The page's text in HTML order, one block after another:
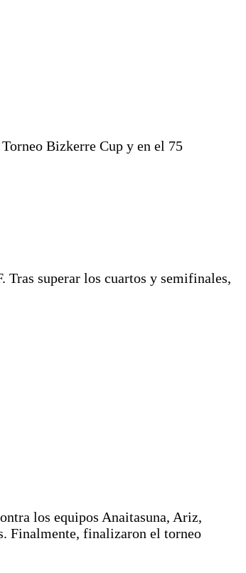
Bizkerre Cup y en el 75
Tras superar los cuartos y semifinales,
los equipos Anaitasuna, Ariz,
Finalmente, finalizaron el torneo